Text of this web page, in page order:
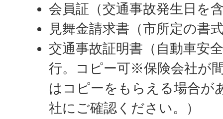
会員証（交通事故発生日を
見舞金請求書（市所定の書
交通事故証明書（自動車安
行。コピー可※保険会社が
はコピーをもらえる場合が
社にご確認ください。）